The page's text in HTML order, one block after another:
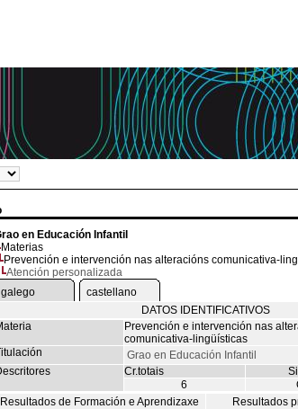
en Educación Infantil
Materias
Prevención e intervención nas alteracións comunicativa-
Atención personalizada
galego
castellano
DATOS IDENTIFICATIVOS
Prevención e intervención nas
comunicativa-lingüísticas
Grao en Educación Infantil
Cr.totais
6
Resultados de Formación e Aprendizaxe
Resultados